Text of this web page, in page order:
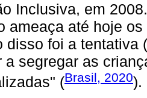
Inclusiva, em
ameaça até hoje
disso foi a tentativa
a segregar as
(Brasil, 2020).